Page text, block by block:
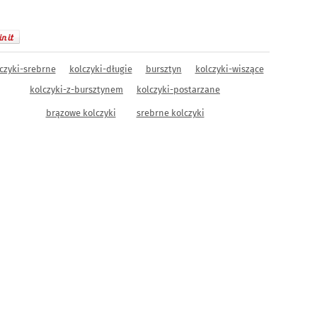
srebrne kolczyki-długie bursztyn
kolczyki-wiszące
kolczyki-z-bursztynem
kolczyki-postarzane
brązowe kolczyki srebrne kolczyki